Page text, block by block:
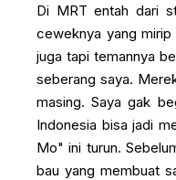
Di MRT entah dari
ceweknya yang
juga tapi temannya
seberang saya.
masing. Saya gak
Indonesia bisa jadi
Mo" ini turun.
bau yang membuat